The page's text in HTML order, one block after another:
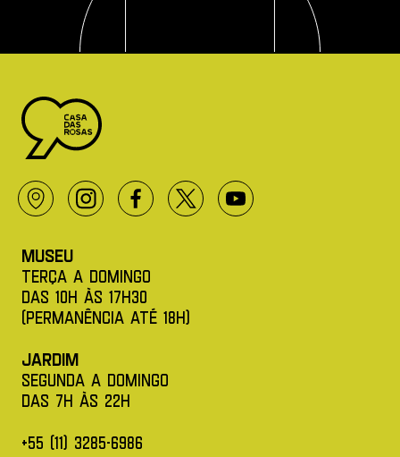
LocalizaçãoInstagramFacebokTwitter XYoutube
Museu
Terça a Domingo
das 10h àS 17h30
(permanência até 18h)
Jardim
Segunda a Domingo
das 7h àS 22H
+55 (11) 3285-6986